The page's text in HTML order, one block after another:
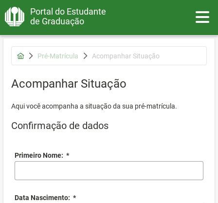
Portal do Estudante
de Graduação
Pré-Matrícula Acompanhar Situação
Acompanhar Situação
Aqui você acompanha a situação da sua pré-matrícula.
Confirmação de dados
Primeiro Nome: *
Data Nascimento: *